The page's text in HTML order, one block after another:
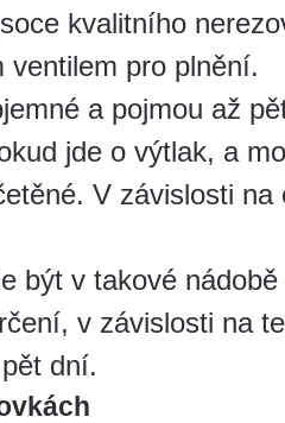
kvalitního
ventilem pro plnění.
a pojmou až
jde o výtlak, a
V závislosti na
být v takové
v závislosti na
dní.